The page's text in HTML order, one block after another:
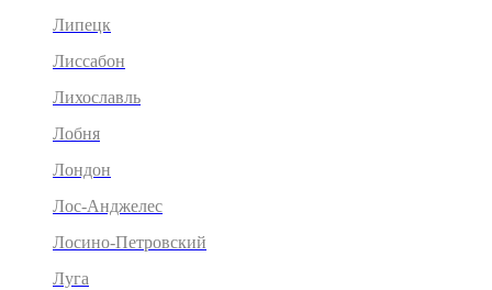
Липецк
Лиссабон
Лихославль
Лобня
Лондон
Лос-Анджелес
Лосино-Петровский
Луга